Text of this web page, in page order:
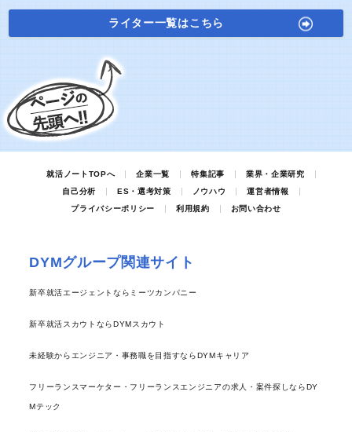
ライター一覧はこちら
就活ノートTOPへ 企業一覧 特集記事
業界・企業研究
自己分析
ES・選考対策 ノウハウ
運営者情報
プライバシーポリシー
利用規約 お問い合わせ
DYMグループ関連サイト
新卒就活エージェントならミーツカンパニー
新卒就活スカウトならDYMスカウト
未経験からエンジニア・事務職を目指すならDYMキャリア
フリーランスマーケター・フリーランスエンジニアの求人・案件探しならDY
Mテック